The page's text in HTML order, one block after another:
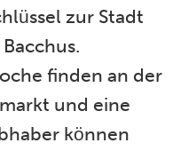
zur Stadt
finden an der
und eine
können